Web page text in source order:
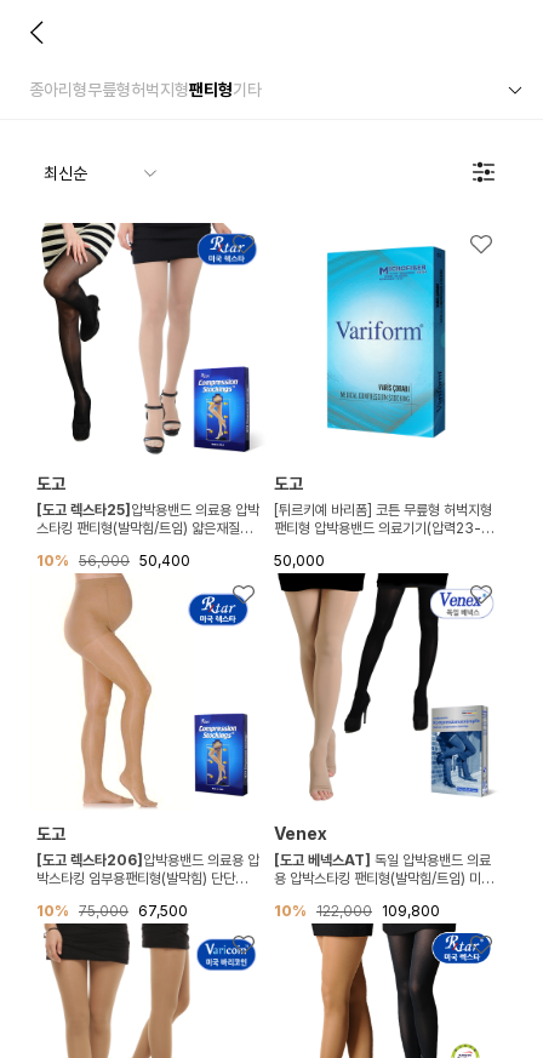
종아리형무릎형허벅지형팬티형기타
도고
[도고 렉스타25] 압박용밴드 의료용 압박
스타킹 팬티형(발막힘/트임) 얇은재질
10% 56,000 50,400
도고
[튀르키예 바리폼] 코튼 무릎형 허벅지형
팬티형 압박용밴드 의료기기(압력23-
50,000
도고
[도고 렉스타206] 압박용밴드 의료용 압
박스타킹 임부용팬티형(발막힘) 단단한재
10% 75,000 67,500
Venex
[도고 베넥스AT] 독일 압박용밴드 의료
용 압박스타킹 팬티형(발막힘/트임) 미세
10% 122,000 109,800